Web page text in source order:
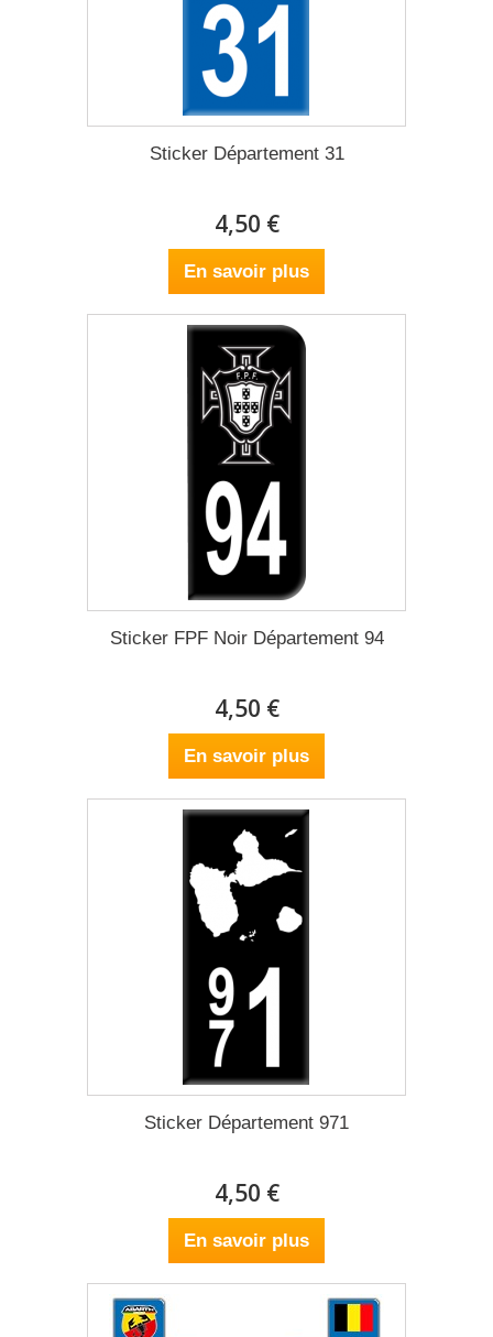
Sticker Département 31
4,50 €
En savoir plus
Sticker FPF Noir Département 94
4,50 €
En savoir plus
Sticker Département 971
4,50 €
En savoir plus